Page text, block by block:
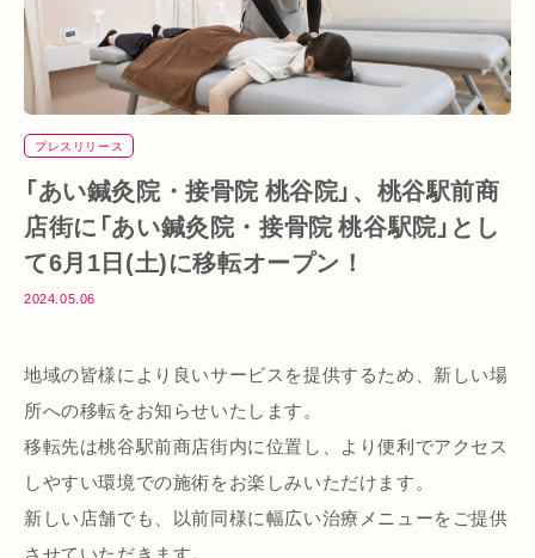
プレスリリース
「あい鍼灸院・接骨院 桃谷院」、桃谷駅前商
店街に「あい鍼灸院・接骨院 桃谷駅院」とし
て6月1日(土)に移転オープン！
2024.05.06
地域の皆様により良いサービスを提供するため、新しい場
所への移転をお知らせいたします。
移転先は桃谷駅前商店街内に位置し、より便利でアクセス
しやすい環境での施術をお楽しみいただけます。
新しい店舗でも、以前同様に幅広い治療メニューをご提供